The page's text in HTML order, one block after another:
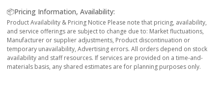
📦Pricing Information, Availability:
Product Availability & Pricing Notice Please note that pricing, availability,
and service offerings are subject to change due to: Market fluctuations,
Manufacturer or supplier adjustments, Product discontinuation or
temporary unavailability, Advertising errors. All orders depend on stock
availability and staff resources. If services are provided on a time-and-
materials basis, any shared estimates are for planning purposes only.